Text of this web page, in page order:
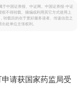
于中国证券报、中证网。中国证券报·中证
不得转载、摘编或利用其它方式使用上
转载目的在于更好服务读者、传递信息之
处单位主张权利。
请获国家药监局受